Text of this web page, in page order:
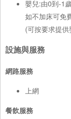
嬰兒:由0到-1
如不加床可免
(可按要求提供
設施與服務
網路服務
上網
餐飲服務